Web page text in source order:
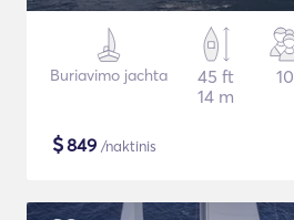
Buriavimo jachta
45 ft
14 m
10
$849 /naktinis